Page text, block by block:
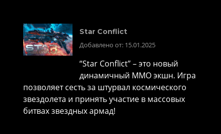
Star Conflict
Добавлено от: 15.01.2025
“Star Conflict” – это новый
динамичный MMO экшн. Игра
позволяет сесть за штурвал космического
звездолета и принять участие в массовых
битвах звездных армад!